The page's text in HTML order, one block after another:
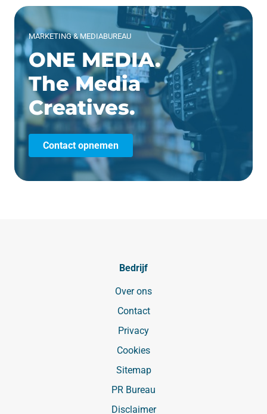
MARKETING & MEDIABUREAU
ONE MEDIA.
The Media
Creatives.
Contact opnemen
Bedrijf
Over ons
Contact
Privacy
Cookies
Sitemap
PR Bureau
Disclaimer